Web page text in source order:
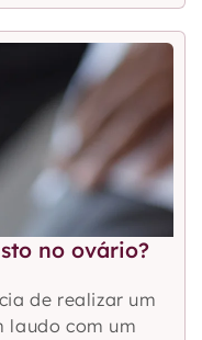
no ovário?
de realizar um
laudo com um